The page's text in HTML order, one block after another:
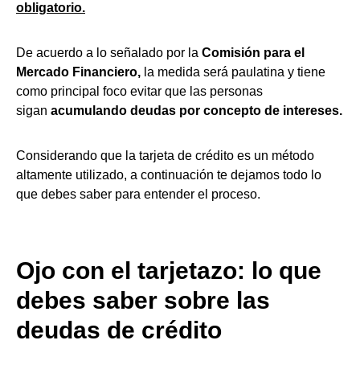
obligatorio.
De acuerdo a lo señalado por la Comisión para el
Mercado Financiero, la medida será paulatina y tiene
como principal foco evitar que las personas
sigan acumulando deudas por concepto de intereses.
Considerando que la tarjeta de crédito es un método
altamente utilizado, a continuación te dejamos todo lo
que debes saber para entender el proceso.
Ojo con el tarjetazo: lo que
debes saber sobre las
deudas de crédito